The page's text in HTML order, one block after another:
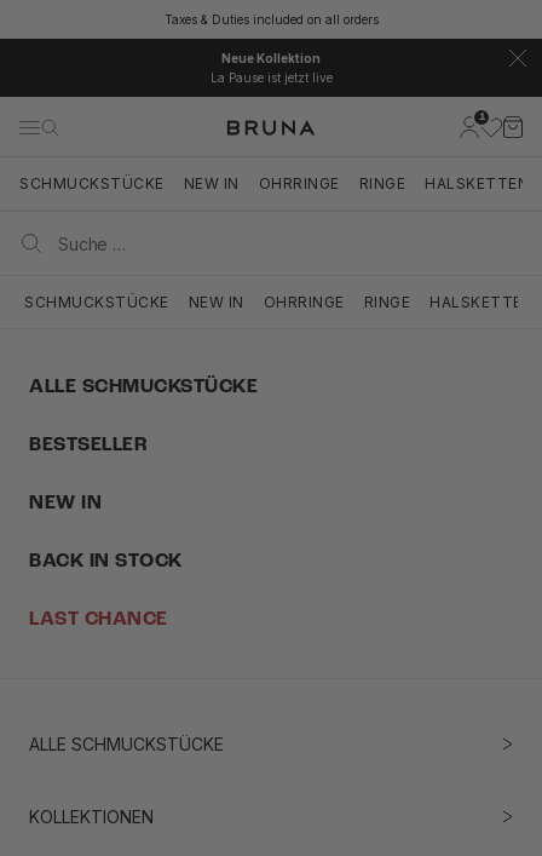
Taxes & Duties included on all orders
Neue Kollektion
La Pause ist jetzt live
BRUNA
Navigationsmenü öffnen
Suche öffnen
1
Suche
SCHMUCKSTÜCKE NEW IN OHRRINGE RINGE HALSKETTEN
SCHMUCKSTÜCKE NEW IN OHRRINGE RINGE HALSKETTEN
ALLE SCHMUCKSTÜCKE
BESTSELLER
NEW IN
BACK IN STOCK
LAST CHANCE
ALLE SCHMUCKSTÜCKE
KOLLEKTIONEN